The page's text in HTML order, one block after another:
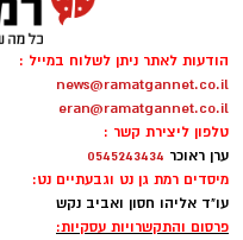
הודעות לאתר ניתן לשלוח במייל :
news@ramatgannet.co.il
eran@ramatgannet.co.il
טלפון ליצירת קשר :
ערן ראוכר 0545243434
מיסדים רמת גן נט וגבעתיים נט:
עו"ד אליהו חסון ואביב נקש
פרסום והתקשרויות עסקיות: